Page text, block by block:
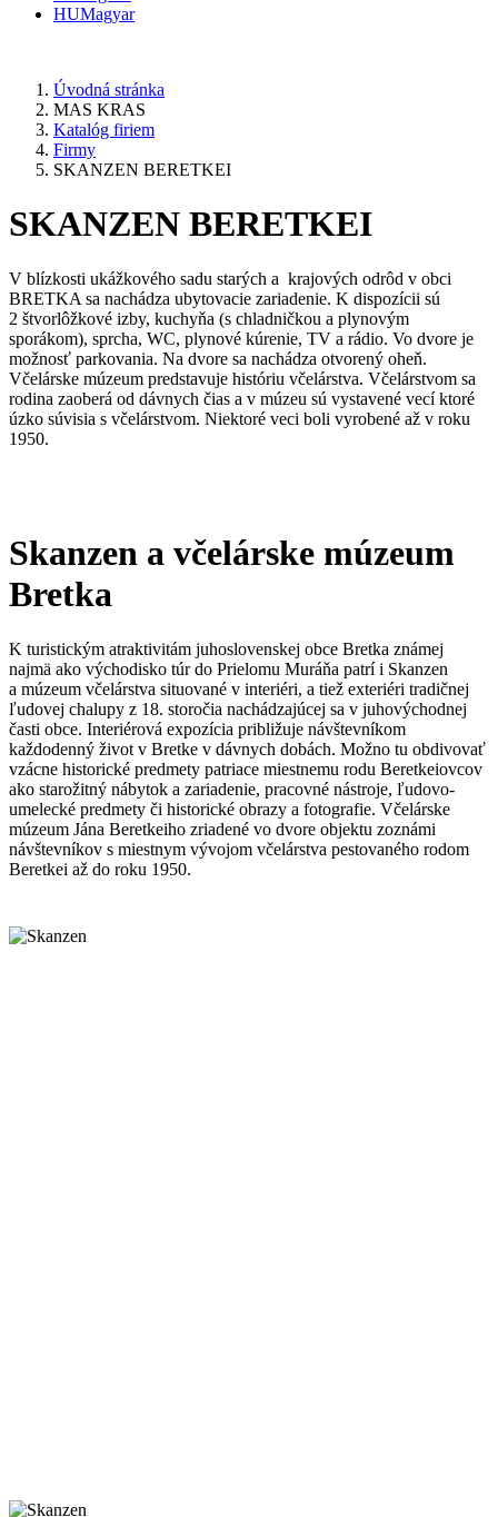
HUMagyar
Úvodná stránka
MAS KRAS
Katalóg firiem
Firmy
SKANZEN BERETKEI
SKANZEN BERETKEI
V blízkosti ukážkového sadu starých a krajových odrôd v obci
BRETKA sa nachádza ubytovacie zariadenie. K dispozícii sú
2 štvorlôžkové izby, kuchyňa (s chladničkou a plynovým
sporákom), sprcha, WC, plynové kúrenie, TV a rádio. Vo dvore je
možnosť parkovania. Na dvore sa nachádza otvorený oheň.
Včelárske múzeum predstavuje históriu včelárstva. Včelárstvom sa
rodina zaoberá od dávnych čias a v múzeu sú vystavené vecí ktoré
úzko súvisia s včelárstvom. Niektoré veci boli vyrobené až v roku
1950.
Skanzen a včelárske múzeum
Bretka
K turistickým atraktivitám juhoslovenskej obce Bretka známej
najmä ako východisko túr do Prielomu Muráňa patrí i Skanzen
a múzeum včelárstva situované v interiéri, a tiež exteriéri tradičnej
ľudovej chalupy z 18. storočia nachádzajúcej sa v juhovýchodnej
časti obce. Interiérová expozícia približuje návštevníkom
každodenný život v Bretke v dávnych dobách. Možno tu obdivovať
vzácne historické predmety patriace miestnemu rodu Beretkeiovcov
ako starožitný nábytok a zariadenie, pracovné nástroje, ľudovo-
umelecké predmety či historické obrazy a fotografie. Včelárske
múzeum Jána Beretkeiho zriadené vo dvore objektu zoznámi
návštevníkov s miestnym vývojom včelárstva pestovaného rodom
Beretkei až do roku 1950.